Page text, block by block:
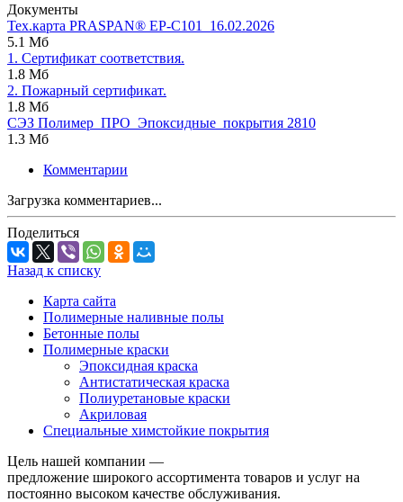
Документы
Тех.карта PRASPAN® ЕР-C101_16.02.2026
5.1 Мб
1. Сертификат соответствия.
1.8 Мб
2. Пожарный сертификат.
1.8 Мб
СЭЗ Полимер_ПРО_Эпоксидные_покрытия 2810
1.3 Мб
Комментарии
Загрузка комментариев...
Поделиться
Назад к списку
Карта сайта
Полимерные наливные полы
Бетонные полы
Полимерные краски
Эпоксидная краска
Антистатическая краска
Полиуретановые краски
Акриловая
Специальные химстойкие покрытия
Цель нашей компании —
предложение широкого ассортимента товаров и услуг на
постоянно высоком качестве обслуживания.